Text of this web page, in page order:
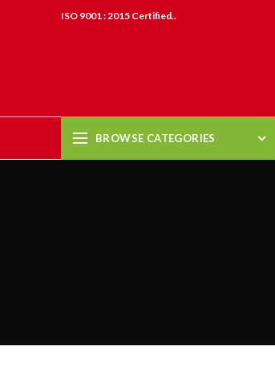
ISO 9001 : 2015 Certified..
BROWSE CATEGORIES